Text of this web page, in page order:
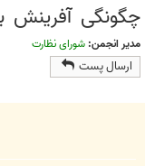
چگونگی آفرینش
مدیر انجمن: شورای نظارت
ارسال پست